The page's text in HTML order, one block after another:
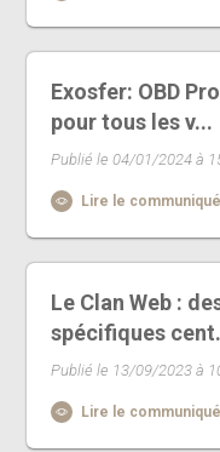
Exosfer: OBD
pour tous les v...
Publié le 04/01/2024 à
Lire le
Le Clan Web :
spécifiques
Publié le 13/09/2023 à
Lire le